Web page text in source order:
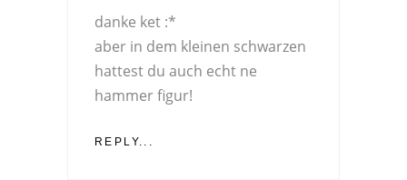
danke ket :*
aber in dem kleinen schwarzen
hattest du auch echt ne
hammer figur!
REPLY...